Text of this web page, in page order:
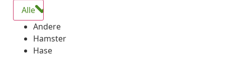
Alle
Andere
Hamster
Hase